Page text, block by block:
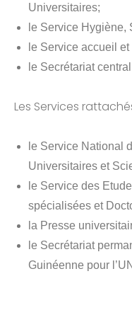
Universitaires;
le Service Hygiène,
le Service accueil
le Secrétariat
Les Services
le Service National
Universitaires et
le Service des
spécialisées et
la Presse
le Secrétariat
Guinéenne pour